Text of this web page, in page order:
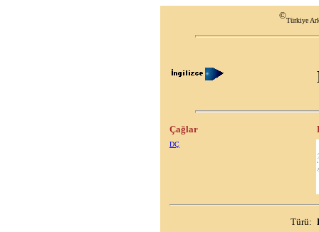
©Türkiye
Çağlar
DÇ
Türü: